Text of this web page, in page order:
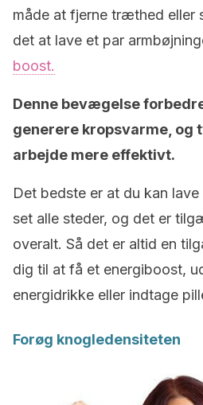
måde at fjerne træthed eller
det at lave et par
boost.
Denne bevægelse
generere kropsvarme, og
arbejde mere effektivt.
Det bedste er at du kan
set alle steder, og det er
overalt. Så det er altid en
dig til at få et energiboost,
energidrikke eller indtage
Forøg knogledensiteten